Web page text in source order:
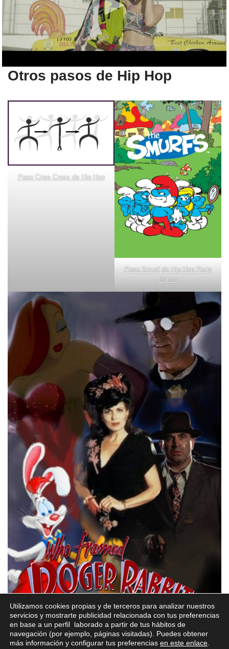
Otros pasos de Hip Hop
Paso Criss Cross de Hip Hop
Paso Smurf de Hip Hop Party
Dance
Roger Rabbit en Hip Hop
Utilizamos cookies propias y de terceros para analizar nuestros
servicios y mostrarte publicidad relacionada con tus preferencias
en base a un perfil laborado a partir de tus hábitos de
navegación (por ejemplo, páginas visitadas). Puedes obtener
más información y configurar tus preferencias en este enlace